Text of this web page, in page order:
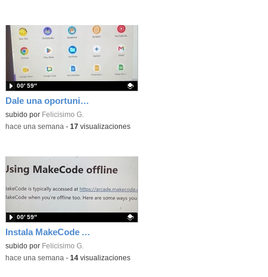
Dale una oportunidad a los Chromebooks y utiliza un proyector para realizar talleres si no tienes pantallas táctiles
Contenido educativo.
subido por Felicisimo G.
00′ 59″
-hace una semana - 17 visualizaciones
Instala MakeCode Arcade para trabajar offline en tu tablet, ordenador, Chromebook
Contenido educativo.
subido por Felicisimo G.
00′ 59″
-hace una semana - 14visualizaciones